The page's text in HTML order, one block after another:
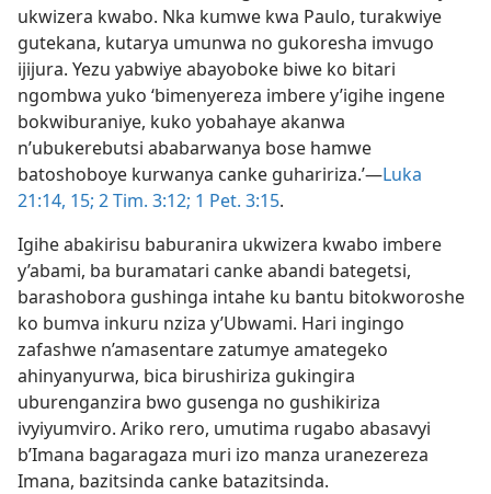
ukwizera kwabo. Nka kumwe kwa Paulo, turakwiye
gutekana, kutarya umunwa no gukoresha imvugo
ijijura. Yezu yabwiye abayoboke biwe ko bitari
ngombwa yuko ‘bimenyereza imbere y’igihe ingene
bokwiburaniye, kuko yobahaye akanwa
n’ubukerebutsi ababarwanya bose hamwe
batoshoboye kurwanya canke guhaririza.’​—Luka
21:14, 15; 2 Tim. 3:12; 1 Pet. 3:15.
Igihe abakirisu baburanira ukwizera kwabo imbere
y’abami, ba buramatari canke abandi bategetsi,
barashobora gushinga intahe ku bantu bitokworoshe
ko bumva inkuru nziza y’Ubwami. Hari ingingo
zafashwe n’amasentare zatumye amategeko
ahinyanyurwa, bica birushiriza gukingira
uburenganzira bwo gusenga no gushikiriza
ivyiyumviro. Ariko rero, umutima rugabo abasavyi
b’Imana bagaragaza muri izo manza uranezereza
Imana, bazitsinda canke batazitsinda.